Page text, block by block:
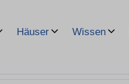
Häuser Wissen